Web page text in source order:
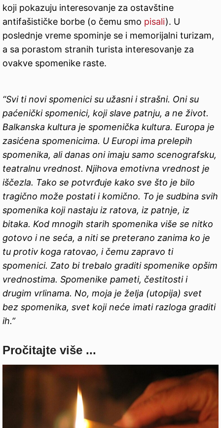
koji pokazuju interesovanje za ostavštine
antifašističke borbe (o čemu smo pisali). U
poslednje vreme spominje se i memorijalni turizam,
a sa porastom stranih turista interesovanje za
ovakve spomenike raste.
“Svi ti novi spomenici su užasni i strašni. Oni su
paćenički spomenici, koji slave patnju, a ne život.
Balkanska kultura je spomenička kultura. Europa je
zasićena spomenicima. U Europi ima prelepih
spomenika, ali danas oni imaju samo scenografsku,
teatralnu vrednost. Njihova emotivna vrednost je
iščezla. Tako se potvrđuje kako sve što je bilo
tragično može postati i komično. To je sudbina svih
spomenika koji nastaju iz ratova, iz patnje, iz
bitaka. Kod mnogih starih spomenika više se nitko
gotovo i ne seća, a niti se preterano zanima ko je
tu protiv koga ratovao, i čemu zapravo ti
spomenici. Zato bi trebalo graditi spomenike opšim
vrednostima. Spomenike pameti, čestitosti i
drugim vrlinama. No, moja je želja (utopija) svet
bez spomenika, svet koji neće imati razloga graditi
ih.”
Pročitajte više ...